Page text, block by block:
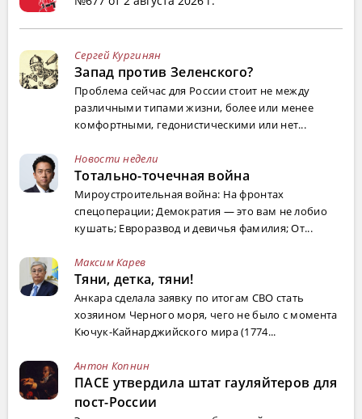
Сергей Кургинян
Запад против Зеленского?
Проблема сейчас для России стоит не между
различными типами жизни, более или менее
комфортными, гедонистическими или нет...
Новости недели
Тотально-точечная война
Мироустроительная война: На фронтах
спецоперации; Демократия — это вам не лобио
кушать; Евроразвод и девичья фамилия; От...
Максим Карев
Тяни, детка, тяни!
Анкара сделала заявку по итогам СВО стать
хозяином Черного моря, чего не было с момента
Кючук-Кайнарджийского мира (1774...
Антон Копнин
ПАСЕ утвердила штат гауляйтеров для
пост-России